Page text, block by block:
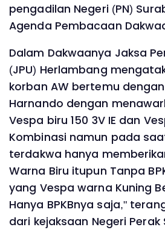
pengadilan Negeri (PN)
Agenda Pembacaan
Dalam Dakwaanya Jaksa
(JPU) Herlambang
korban AW bertemu
Harnando dengan
Vespa biru 150 3V IE dan
Kombinasi namun pada
terdakwa hanya
Warna Biru itupun Tanpa
yang Vespa warna Kuning
Hanya BPKBnya saja,"
dari kejaksaan Negeri Perak